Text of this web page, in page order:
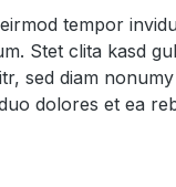
tempor
Stet clita kasd
sed diam
dolores et ea